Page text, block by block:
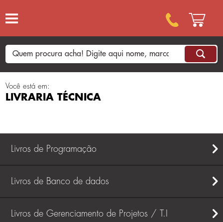
Você está em:
LIVRARIA TÉCNICA
Livros de Programação
Livros de Banco de dados
Livros de Gerenciamento de Projetos / T.I